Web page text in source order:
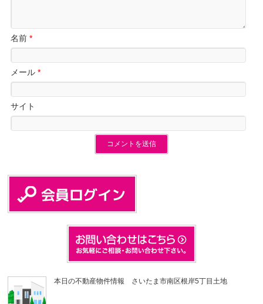
名前*
メール*
サイト
本日の不動産物件情報 さいたま市南区根岸5丁目土地